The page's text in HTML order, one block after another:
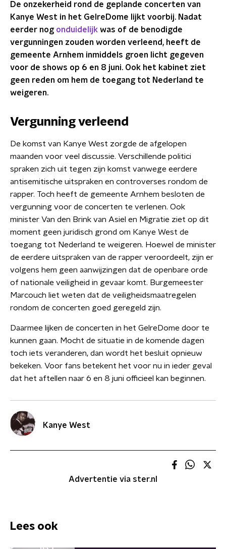
De onzekerheid rond de geplande concerten van
Kanye West in het GelreDome lijkt voorbij. Nadat
eerder nog onduidelijk was of de benodigde
vergunningen zouden worden verleend, heeft de
gemeente Arnhem inmiddels groen licht gegeven
voor de shows op 6 en 8 juni. Ook het kabinet ziet
geen reden om hem de toegang tot Nederland te
weigeren.
Vergunning verleend
De komst van Kanye West zorgde de afgelopen
maanden voor veel discussie. Verschillende politici
spraken zich uit tegen zijn komst vanwege eerdere
antisemitische uitspraken en controverses rondom de
rapper. Toch heeft de gemeente Arnhem besloten de
vergunning voor de concerten te verlenen. Ook
minister Van den Brink van Asiel en Migratie ziet op dit
moment geen juridisch grond om Kanye West de
toegang tot Nederland te weigeren. Hoewel de minister
de eerdere uitspraken van de rapper veroordeelt, zijn er
volgens hem geen aanwijzingen dat de openbare orde
of nationale veiligheid in gevaar komt. Burgemeester
Marcouch liet weten dat de veiligheidsmaatregelen
rondom de concerten goed geregeld zijn.
Daarmee lijken de concerten in het GelreDome door te
kunnen gaan. Mocht de situatie in de komende dagen
toch iets veranderen, dan wordt het besluit opnieuw
bekeken. Voor fans betekent het voor nu in ieder geval
dat het aftellen naar 6 en 8 juni officieel kan beginnen.
Kanye West
Advertentie via ster.nl
Lees ook